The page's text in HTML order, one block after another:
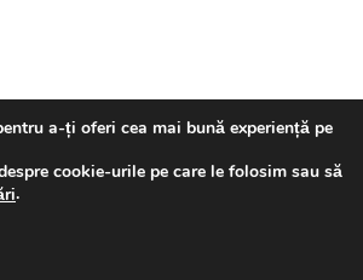
a-ți oferi cea mai bună experiență pe
cookie-urile pe care le folosim sau să
.